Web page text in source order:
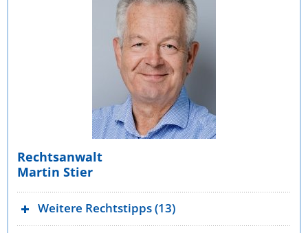
Rechtsanwalt
Martin Stier
Weitere Rechtstipps (13)